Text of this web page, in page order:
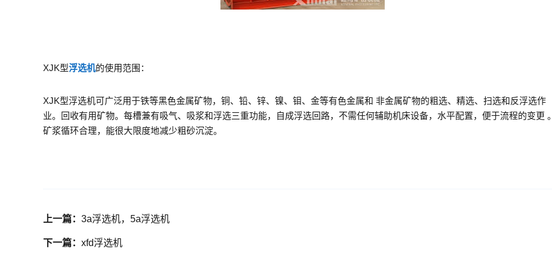
XJK型浮选机的使用范围：
XJK型浮选机可广泛用于铁等黑色金属矿物，铜、铅、锌、镍、钼、金等有色金属和 非金属矿物的粗选、精选、扫选和反浮选作
业。回收有用矿物。每槽兼有吸气、吸浆和浮选三重功能，自成浮选回路，不需任何辅助机床设备，水平配置，便于流程的变更 。
矿浆循环合理，能很大限度地减少粗砂沉淀。
上一篇： 3a浮选机，5a浮选机
下一篇： xfd浮选机